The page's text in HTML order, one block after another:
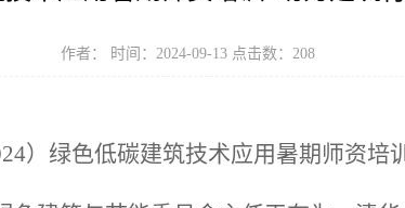
作者： 时间：2024-09-13 点击数： 208
）绿色低碳建筑技术应用暑期师资培